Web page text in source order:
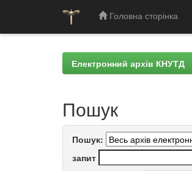
Головна сторінка
Електронний архів КНУТД
Пошук
Пошук:
запит